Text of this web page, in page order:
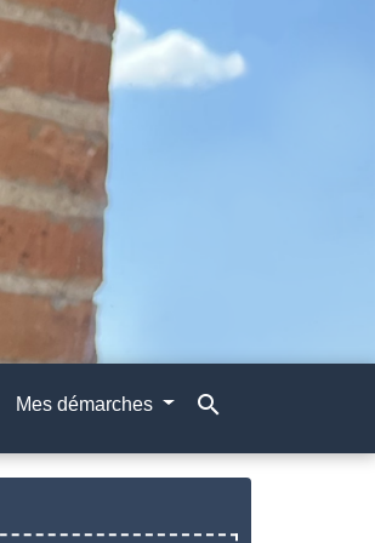
Mes démarches search